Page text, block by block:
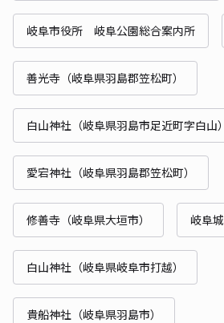
岐阜市役所 岐阜公園総合案内所
善光寺（岐阜県羽島郡笠松町）
白山神社（岐阜県羽島市足近町字白山）
愛宕神社（岐阜県羽島郡笠松町）
修善寺（岐阜県大垣市） 岐阜城
白山神社（岐阜県岐阜市打越）
貴船神社（岐阜県羽島市）